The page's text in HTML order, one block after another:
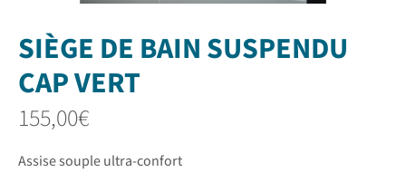
SIÈGE DE BAIN SUSPENDU
CAP VERT
155,00€
Assise souple ultra-confort